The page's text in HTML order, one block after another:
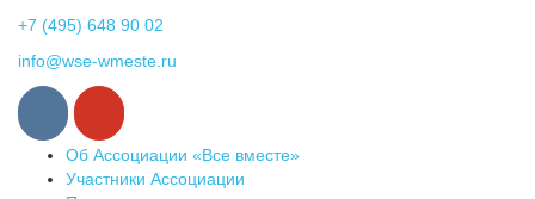
+7 (495) 648 90 02
info@wse-wmeste.ru
Об Ассоциации «Все вместе»
Участники Ассоциации